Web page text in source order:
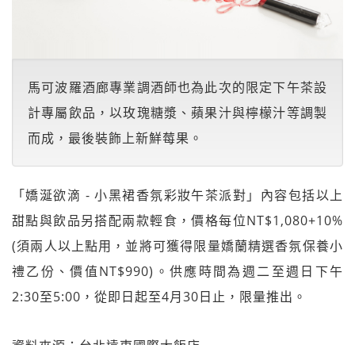
馬可波羅酒廊專業調酒師也為此次的限定下午茶設
計專屬飲品，以玫瑰糖漿、蘋果汁與檸檬汁等調製
而成，最後裝飾上新鮮莓果。
「嬌涎欲滴 - 小黑裙香氛彩妝午茶派對」內容包括以上
甜點與飲品另搭配兩款輕食，價格每位NT$1,080+10%
(須兩人以上點用，並將可獲得限量嬌蘭精選香氛保養小
禮乙份、價值NT$990)。供應時間為週二至週日下午
2:30至5:00，從即日起至4月30日止，限量推出。